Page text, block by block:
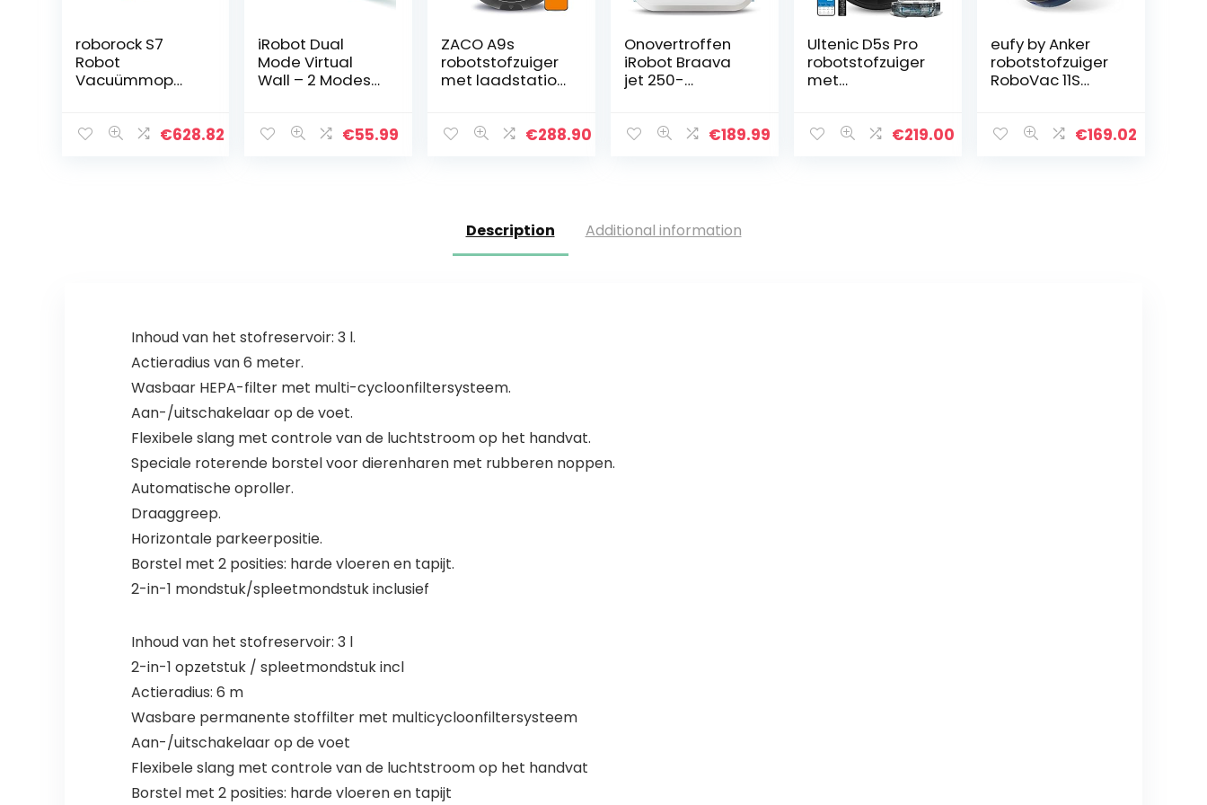
roborock S7
Robot
Vacuümmop
3000 trillingen
€628.82
iRobot Dual
Mode Virtual
Wall – 2 Modes
Zwart – 2 Stuks
€55.99
ZACO A9s
robotstofzuiger
met laadstation
app en Alexa-
€288.90
Onovertroffen
iRobot Braava
jet 250-
3 in 1: Droog,€189.99
Ultenic D5s Pro
robotstofzuiger
met
zuigkracht, WLAN
€219.00
eufy by Anker
robotstofzuiger
RoboVac 11S
superslanke,
€169.02
Description Additional information
Inhoud van het stofreservoir: 3 l.
Actieradius van 6 meter.
Wasbaar HEPA-filter met multi-cycloonfiltersysteem.
Aan-/uitschakelaar op de voet.
Flexibele slang met controle van de luchtstroom op het handvat.
Speciale roterende borstel voor dierenharen met rubberen noppen.
Automatische oproller.
Draaggreep.
Horizontale parkeerpositie.
Borstel met 2 posities: harde vloeren en tapijt.
2-in-1 mondstuk/spleetmondstuk inclusief
Inhoud van het stofreservoir: 3 l
2-in-1 opzetstuk / spleetmondstuk incl
Actieradius: 6 m
Wasbare permanente stoffilter met multicycloonfiltersysteem
Aan-/uitschakelaar op de voet
Flexibele slang met controle van de luchtstroom op het handvat
Borstel met 2 posities: harde vloeren en tapijt